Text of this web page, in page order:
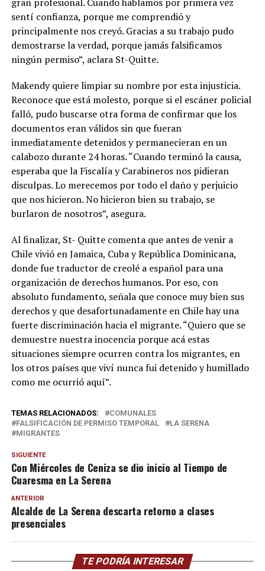
sentí confianza, porque me comprendió y
principalmente nos creyó. Gracias a su trabajo pudo
demostrarse la verdad, porque jamás falsificamos
ningún permiso”, aclara St-Quitte.
Makendy quiere limpiar su nombre por esta injusticia.
Reconoce que está molesto, porque si el escáner policial
falló, pudo buscarse otra forma de confirmar que los
documentos eran válidos sin que fueran
inmediatamente detenidos y permanecieran en un
calabozo durante 24 horas. “Cuando terminó la causa,
esperaba que la Fiscalía y Carabineros nos pidieran
disculpas. Lo merecemos por todo el daño y perjuicio
que nos hicieron. No hicieron bien su trabajo, se
burlaron de nosotros”, asegura.
Al finalizar, St- Quitte comenta que antes de venir a
Chile vivió en Jamaica, Cuba y República Dominicana,
donde fue traductor de creolé a español para una
organización de derechos humanos. Por eso, con
absoluto fundamento, señala que conoce muy bien sus
derechos y que desafortunadamente en Chile hay una
fuerte discriminación hacia el migrante. “Quiero que se
demuestre nuestra inocencia porque acá estas
situaciones siempre ocurren contra los migrantes, en
los otros países que viví nunca fui detenido y humillado
como me ocurrió aquí”.
TEMAS RELACIONADOS:
COMUNALES
FALSIFICACIÓN DE PERMISO TEMPORAL
LA SERENA
MIGRANTES
SIGUIENTE
Con Miércoles de Ceniza se dio inicio al Tiempo de
Cuaresma en La Serena
ANTERIOR
Alcalde de La Serena descarta retorno a clases
presenciales
TE PODRÍA INTERESAR